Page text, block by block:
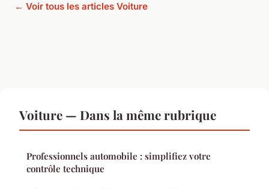
← Voir tous les articles Voiture
Voiture — Dans la même rubrique
Professionnels automobile : simplifiez votre
contrôle technique